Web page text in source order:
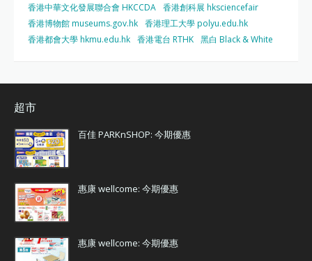
香港中華文化發展聯合會 HKCCDA 香港創科展 hksciencefair
香港博物館 museums.gov.hk 香港理工大學 polyu.edu.hk
香港都會大學 hkmu.edu.hk 香港電台 RTHK 黑白 Black & White
超市
百佳 PARKnSHOP: 今期優惠
惠康 wellcome: 今期優惠
惠康 wellcome: 今期優惠